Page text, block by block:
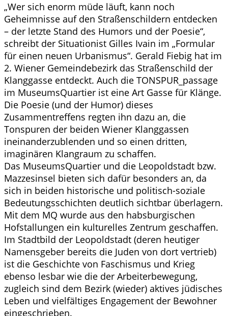
„Wer sich enorm müde läuft, kann noch
Geheimnisse auf den Straßenschildern entdecken
– der letzte Stand des Humors und der Poesie“,
schreibt der Situationist Gilles Ivain im „Formular
für einen neuen Urbanismus“. Gerald Fiebig hat im
2. Wiener Gemeindebezirk das Straßenschild der
Klanggasse entdeckt. Auch die TONSPUR_passage
im MuseumsQuartier ist eine Art Gasse für Klänge.
Die Poesie (und der Humor) dieses
Zusammentreffens regten ihn dazu an, die
Tonspuren der beiden Wiener Klanggassen
ineinanderzublenden und so einen dritten,
imaginären Klangraum zu schaffen.
Das MuseumsQuartier und die Leopoldstadt bzw.
Mazzesinsel bieten sich dafür besonders an, da
sich in beiden historische und politisch-soziale
Bedeutungsschichten deutlich sichtbar überlagern.
Mit dem MQ wurde aus den habsburgischen
Hofstallungen ein kulturelles Zentrum geschaffen.
Im Stadtbild der Leopoldstadt (deren heutiger
Namensgeber bereits die Juden von dort vertrieb)
ist die Geschichte von Faschismus und Krieg
ebenso lesbar wie die der Arbeiterbewegung,
zugleich sind dem Bezirk (wieder) aktives jüdisches
Leben und vielfältiges Engagement der Bewohner
eingeschrieben.